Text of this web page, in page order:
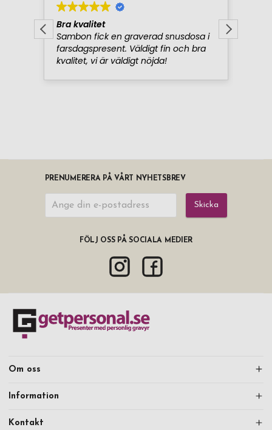
PRENUMERERA PÅ VÅRT NYHETSBREV
Skicka
FÖLJ OSS PÅ SOCIALA MEDIER
Om oss
Information
Kontakt